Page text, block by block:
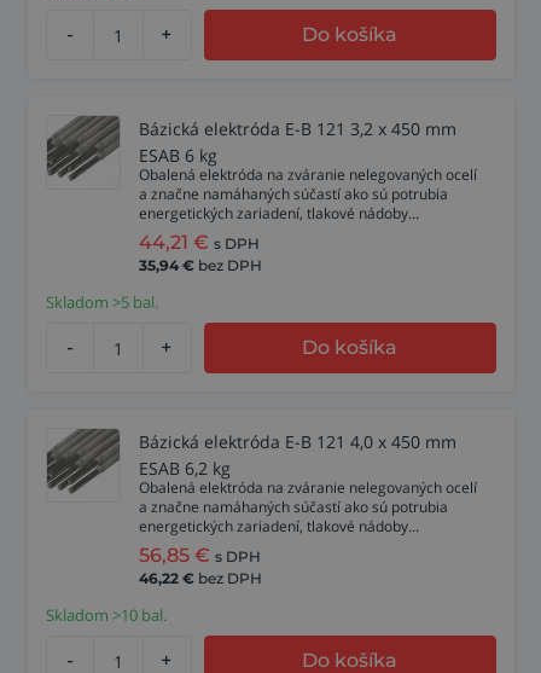
- + Do košíka
Bázická elektróda E-B 121 3,2 x 450 mm
ESAB 6 kg
Obalená elektróda na zváranie nelegovaných ocelí
a značne namáhaných súčastí ako sú potrubia
energetických zariadení, tlakové nádoby...
44,21 € s DPH
35,94 € bez DPH
Skladom >5 bal.
- + Do košíka
Bázická elektróda E-B 121 4,0 x 450 mm
ESAB 6,2 kg
Obalená elektróda na zváranie nelegovaných ocelí
a značne namáhaných súčastí ako sú potrubia
energetických zariadení, tlakové nádoby...
56,85 € s DPH
46,22 € bez DPH
Skladom >10 bal.
- + Do košíka